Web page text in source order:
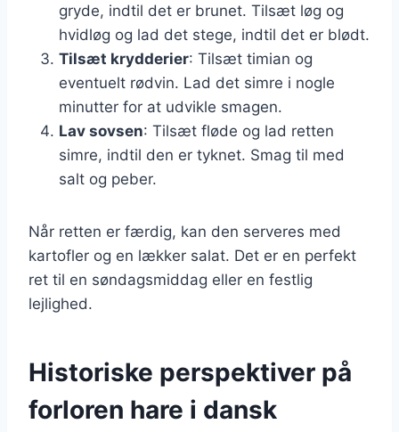
gryde, indtil det er brunet. Tilsæt løg og
hvidløg og lad det stege, indtil det er blødt.
Tilsæt krydderier: Tilsæt timian og
eventuelt rødvin. Lad det simre i nogle
minutter for at udvikle smagen.
Lav sovsen: Tilsæt fløde og lad retten
simre, indtil den er tyknet. Smag til med
salt og peber.
Når retten er færdig, kan den serveres med
kartofler og en lækker salat. Det er en perfekt
ret til en søndagsmiddag eller en festlig
lejlighed.
Historiske perspektiver på
forloren hare i dansk